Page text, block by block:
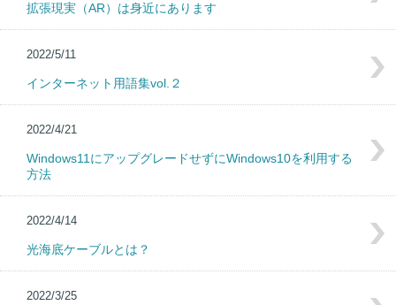
拡張現実（AR）は身近にあります
2022/5/11
インターネット用語集vol.２
2022/4/21
Windows11にアップグレードせずにWindows10を利用する
方法
2022/4/14
光海底ケーブルとは？
2022/3/25